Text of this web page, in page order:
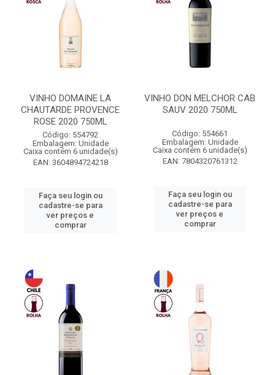
VINHO DOMAINE LA
CHAUTARDE PROVENCE
ROSE 2020 750ML
Código: 554792
Embalagem: Unidade
Caixa contém 6 unidade(s)
EAN: 3604894724218
Faça seu login ou
cadastre-se para
ver preços e
comprar
VINHO DON MELCHOR CAB
SAUV 2020 750ML
Código: 554661
Embalagem: Unidade
Caixa contém 6 unidade(s)
EAN: 7804320761312
Faça seu login ou
cadastre-se para
ver preços e
comprar